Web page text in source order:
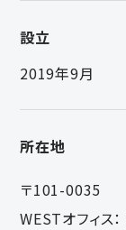
設立
2019年9月
所在地
〒101-0035
WESTオフィス：